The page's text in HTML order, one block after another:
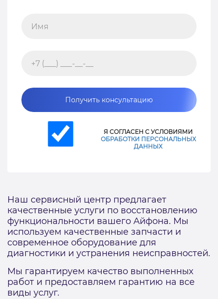
Получить консультацию
Я СОГЛАСЕН С УСЛОВИЯМИ
ОБРАБОТКИ ПЕРСОНАЛЬНЫХ
ДАННЫХ
Наш сервисный центр предлагает
качественные услуги по восстановлению
функциональности вашего Айфона. Мы
используем качественные запчасти и
современное оборудование для
диагностики и устранения неисправностей.
Мы гарантируем качество выполненных
работ и предоставляем гарантию на все
виды услуг.